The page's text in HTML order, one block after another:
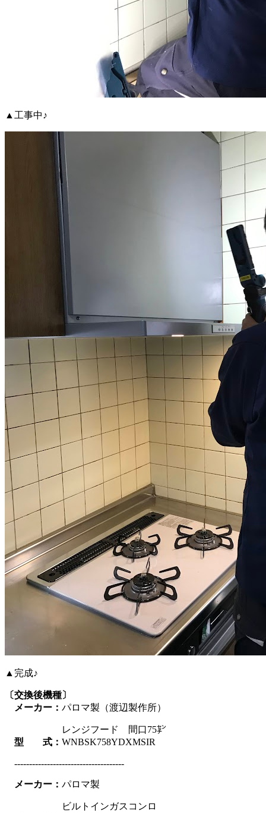
▲工事中♪
▲完成♪
〔交換後機種〕
メーカー： パロマ製（渡辺製作所）
レンジフード 間口75㌢
型 式： WNBSK758YDXMSIR
-------------------------------------
メーカー： パロマ製
ビルトインガスコンロ